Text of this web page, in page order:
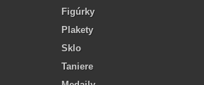
Figúrky
Plakety
Sklo
Taniere